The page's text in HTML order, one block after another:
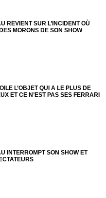
REVIENT SUR L’INCIDENT OÙ
MORONS DE SON SHOW
L’OBJET QUI A LE PLUS DE
ET CE N’EST PAS SES FERRARI
INTERROMPT SON SHOW ET